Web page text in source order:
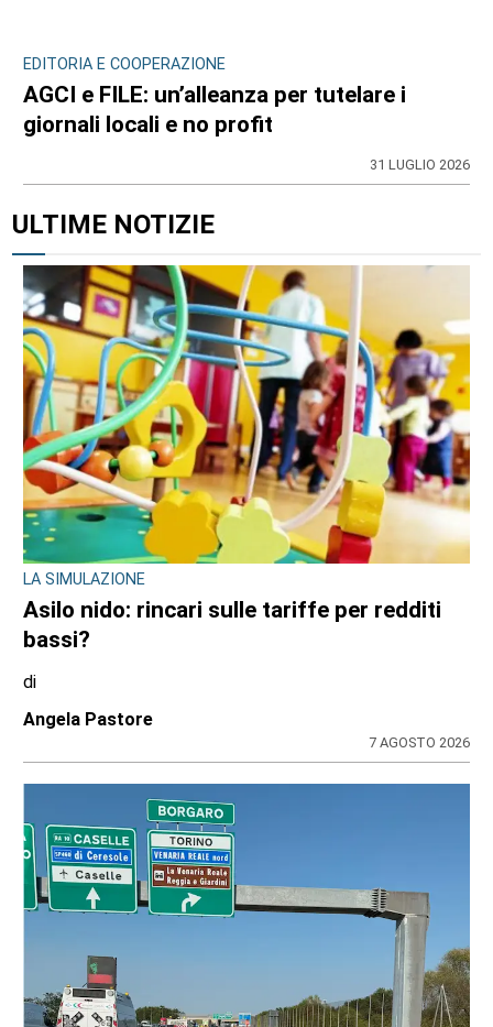
EDITORIA E COOPERAZIONE
AGCI e FILE: un’alleanza per tutelare i
giornali locali e no profit
31 LUGLIO 2026
ULTIME NOTIZIE
LA SIMULAZIONE
Asilo nido: rincari sulle tariffe per redditi
bassi?
di
Angela Pastore
7 AGOSTO 2026